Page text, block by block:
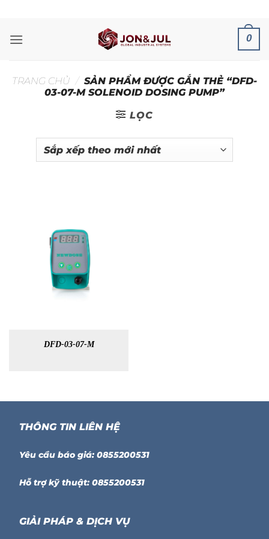
nội
0
TRANG CHỦ / SẢN PHẨM ĐƯỢC GẮN THẺ “DFD-
03-07-M SOLENOID DOSING PUMP”
LỌC
DFD-03-07-M
THÔNG TIN LIÊN HỆ
Yêu cầu báo giá: 0855200531
Hỗ trợ kỹ thuật: 0855200531
GIẢI PHÁP & DỊCH VỤ